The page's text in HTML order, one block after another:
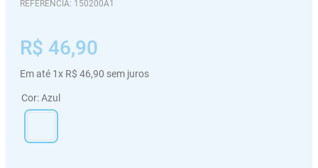
REFERÊNCIA: 150200A1
R$ 46,90
Em até 1x R$ 46,90 sem juros
Cor:Azul